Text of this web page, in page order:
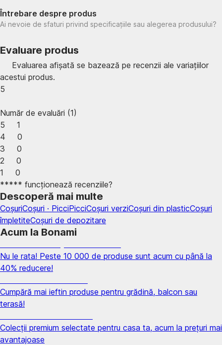
Întrebare despre produs
Ai nevoie de sfaturi privind specificațiile sau alegerea produsului?
Evaluare produs
Evaluarea afișată se bazează pe recenzii ale variațiilor
acestui produs.
5
Număr de evaluări (1)
5
1
4
0
3
0
2
0
1
0
***** funcționează recenziile?
Descoperă mai multe
CoșuriCoșuri · PicciPicciCoșuri verziCoșuri din plasticCoșuri
împletiteCoșuri de depozitare
Acum la Bonami
Nu le rata! Peste 10 000 de produse sunt acum cu până la
40% reducere!
Cumpără mai ieftin produse pentru grădină, balcon sau
terasă!
Colecții premium selectate pentru casa ta, acum la prețuri mai
avantajoase